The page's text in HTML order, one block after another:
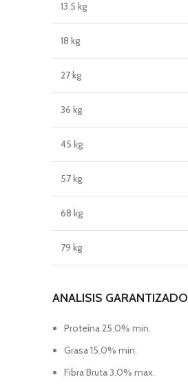
13.5 kg
18 kg
27 kg
36 kg
45 kg
57 kg
68 kg
79 kg
ANALISIS GARANTIZADO
Proteína 25.0% min.
Grasa 15.0% min.
Fibra Bruta 3.0% max.